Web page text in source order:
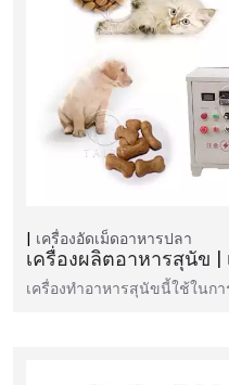
เครื่องอัดเม็ดอาหารปลา
เครื่องผลิตอาหารสุนัข |
เครื่องทำอาหารสุนัขนี้ใช้ในกา